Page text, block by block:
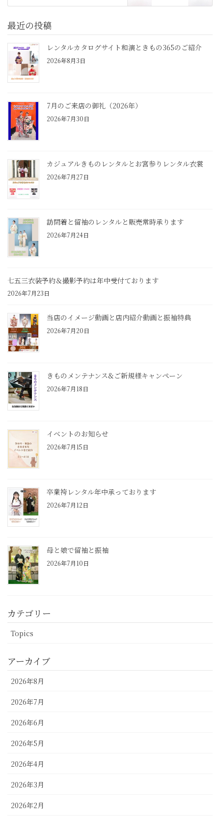
最近の投稿
レンタルカタログサイト和演ときもの365のご紹介
2026年8月3日
7月のご来店の御礼（2026年）
2026年7月30日
カジュアルきものレンタルとお宮参りレンタル衣裳
2026年7月27日
訪問着と留袖のレンタルと販売常時承ります
2026年7月24日
七五三衣装予約＆撮影予約は年中受付ております
2026年7月23日
当店のイメージ動画と店内紹介動画と振袖特典
2026年7月20日
きものメンテナンス&ご新規様キャンペーン
2026年7月18日
イベントのお知らせ
2026年7月15日
卒業袴レンタル年中承っております
2026年7月12日
母と娘で留袖と振袖
2026年7月10日
カテゴリー
Topics
アーカイブ
2026年8月
2026年7月
2026年6月
2026年5月
2026年4月
2026年3月
2026年2月